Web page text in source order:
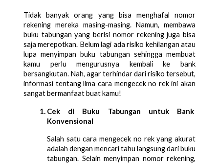
Tidak banyak orang yang bisa menghafal nomor
rekening mereka masing-masing. Namun, membawa
buku tabungan yang berisi nomor rekening juga bisa
saja merepotkan. Belum lagi ada risiko kehilangan atau
lupa menyimpan buku tabungan sehingga membuat
kamu perlu mengurusnya kembali ke bank
bersangkutan. Nah, agar terhindar dari risiko tersebut,
informasi tentang lima cara mengecek no rek ini akan
sangat bermanfaat buat kamu!
Cek di Buku Tabungan untuk Bank
Konvensional
Salah satu cara mengecek no rek yang akurat
adalah dengan mencari tahu langsung dari buku
tabungan. Selain menyimpan nomor rekening,